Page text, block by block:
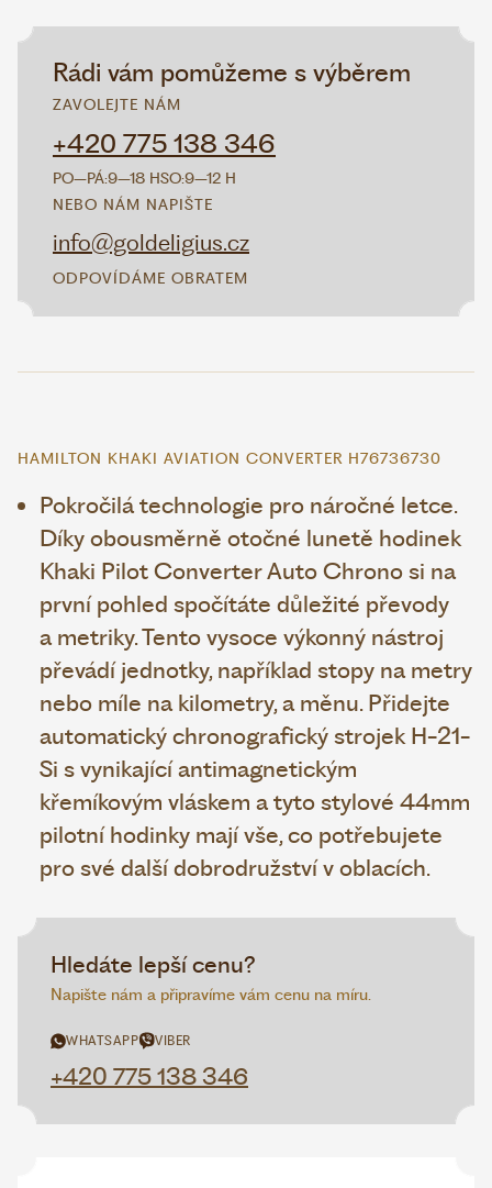
Rádi vám pomůžeme s výběrem
ZAVOLEJTE NÁM
+420 775 138 346
PO–PÁ:9–18 HSO:9–12 H
NEBO NÁM NAPIŠTE
info@goldeligius.cz
ODPOVÍDÁME OBRATEM
HAMILTON KHAKI AVIATION CONVERTER H76736730
Pokročilá technologie pro náročné letce.
Díky obousměrně otočné lunetě hodinek
Khaki Pilot Converter Auto Chrono si na
první pohled spočítáte důležité převody
a metriky. Tento vysoce výkonný nástroj
převádí jednotky, například stopy na metry
nebo míle na kilometry, a měnu. Přidejte
automatický chronografický strojek H-21-
Si s vynikající antimagnetickým
křemíkovým vláskem a tyto stylové 44mm
pilotní hodinky mají vše, co potřebujete
pro své další dobrodružství v oblacích.
Hledáte lepší cenu?
Napište nám a připravíme vám cenu na míru.
WHATSAPP VIBER
+420 775 138 346